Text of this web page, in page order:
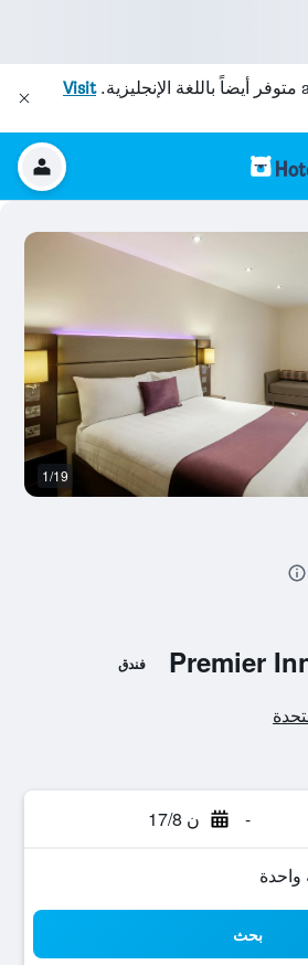
متوفر أيضاً باللغة الإنجليزية.Visit
Premier فندق
- ن 17/8
بحث
1/19